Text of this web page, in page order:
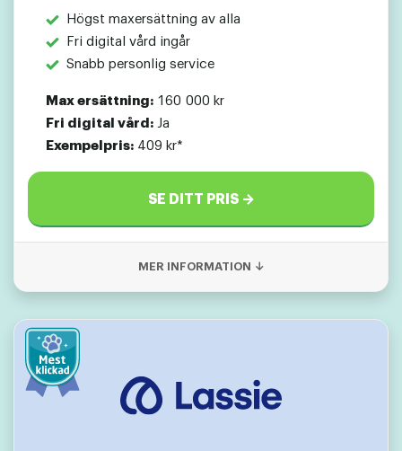
Högst maxersättning av alla
Fri digital vård ingår
Snabb personlig service
Max ersättning: 160 000 kr
Fri digital vård: Ja
Exempelpris: 409 kr*
SE DITT PRIS →
MER INFORMATION ↓